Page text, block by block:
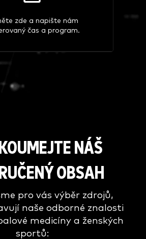
zde a napište nám
čas a program.
NÁŠ
OBSAH
pro vás výběr zdrojů,
naše odborné znalosti
medicíny a ženských
sportů: